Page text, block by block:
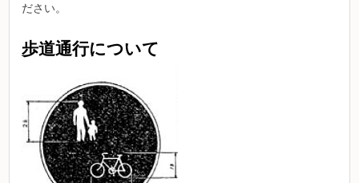
ださい。
歩道通行について